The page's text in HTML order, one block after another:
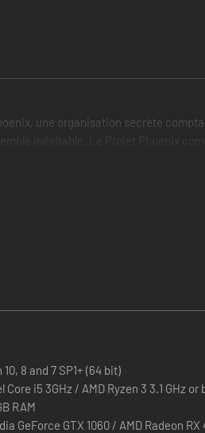
une organisation secrète
inévitable. Le Projet Phoenix
les ressources et dominez le champ
le Synédrion indécis et les
ces factions via le système
militaires. Quel que soit votre
10, 8 and 7 SP1+ (64 bit)
Core i5 3GHz / AMD Ryzen 3 3.1 GHz or
RAM
GeForce GTX 1060 / AMD Radeon RX